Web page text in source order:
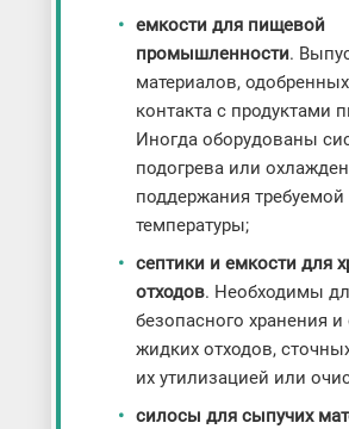
емкости для пищевой
промышленности.
материалов,
контакта с продуктами
Иногда оборудованы
подогрева или
поддержания требуемой
температуры;
септики и емкости для
отходов. Необходимы
безопасного хранения и
жидких отходов,
их утилизацией или
силосы для сыпучих